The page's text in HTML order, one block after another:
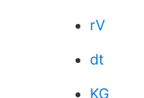
rV
dt
KG